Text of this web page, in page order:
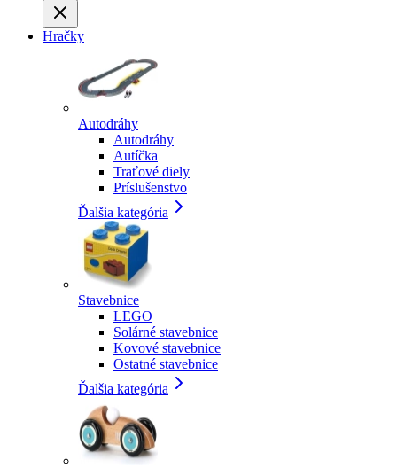
Hračky
Autodráhy
Autodráhy
Autíčka
Traťové diely
Príslušenstvo
Ďalšia kategória
Stavebnice
LEGO
Solárné stavebnice
Kovové stavebnice
Ostatné stavebnice
Ďalšia kategória